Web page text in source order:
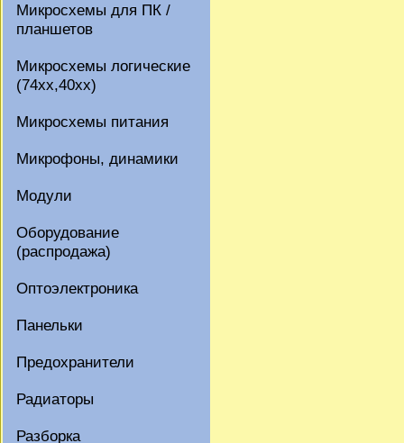
Микросхемы для ПК /
планшетов
Микросхемы логические
(74xx,40xx)
Микросхемы питания
Микрофоны, динамики
Модули
Оборудование
(распродажа)
Оптоэлектроника
Панельки
Предохранители
Радиаторы
Разборка